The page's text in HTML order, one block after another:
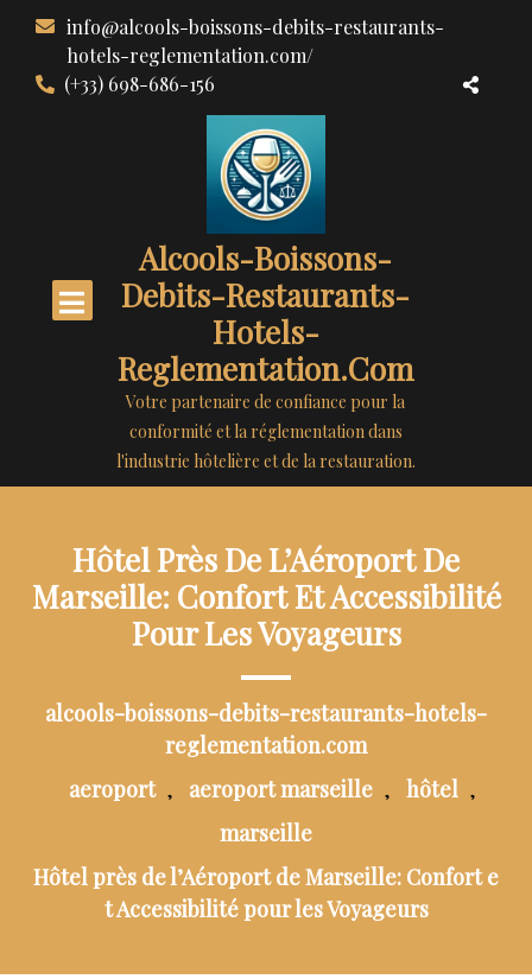
contenu
info@alcools-boissons-debits-restaurants-
hotels-reglementation.com/
(+33) 698-686-156
Alcools-Boissons-
Debits-Restaurants-
Hotels-
Reglementation.com
Votre partenaire de confiance pour la
conformité et la réglementation dans
l'industrie hôtelière et de la restauration.
Hôtel Près De L’Aéroport De
Marseille: Confort Et Accessibilité
Pour Les Voyageurs
alcools-boissons-debits-restaurants-hotels-
reglementation.com
aeroport , aeroport marseille , hôtel ,
marseille
Hôtel près de l’Aéroport de Marseille: Confort e
t Accessibilité pour les Voyageurs